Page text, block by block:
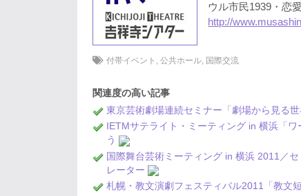
ウル市民1939・恋
http://
付帯イベント ,公共ホール, 国際交流
関連度の高い記事
東京芸術劇場連続セミナー「劇場から見る
IETMサテライト・ミーティング in 横浜「
う
国際舞台芸術ミーティング in 横浜 2011／
レーター
札幌・教文演劇フェスティバル2011「教文